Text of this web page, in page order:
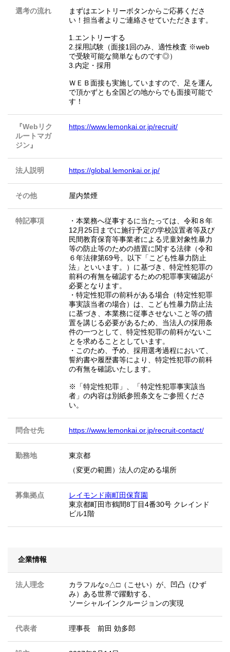
選考の流れ
まずはエントリーボタンからご応募くださ
い！担当者よりご連絡させていただきます。
1.エントリーする
2.採用試験（面接1回のみ、適性検査 ※web
で受験可能な簡単なものです◎）
3.内定・採用
ＷＥＢ面接も実施していますので、足を運ん
で頂かずとも全国どの地からでも面接可能で
す！
『Webリク
ルートマガ
ジン』
https://www.lemonkai.or.jp/recruit/
法人説明 https://global.lemonkai.or.jp/
その他 屋内禁煙
特記事項
・本業務へ従事するに当たっては、令和８年
12月25日までに施行予定の学校設置者等及び
民間教育保育等事業者による児童対象性暴力
等の防止等のための措置に関する法律（令和
６年法律第69号。以下「こども性暴力防止
法」といいます。）に基づき、特定性犯罪の
前科の有無を確認するための犯罪事実確認が
必要となります。
・特定性犯罪の前科がある場合（特定性犯罪
事実該当者の場合）は、こども性暴力防止法
に基づき、本業務に従事させないこと等の措
置を講じる必要があるため、当法人の採用条
件の一つとして、特定性犯罪の前科がないこ
とを求めることとしています。
・このため、予め、採用選考過程において、
誓約書や履歴書等により、特定性犯罪の前科
の有無を確認いたします。
※「特定性犯罪」、「特定性犯罪事実該当
者」の内容は別紙参照条文をご参照くださ
い。
問合せ先 https://www.lemonkai.or.jp/recruit-contact/
勤務地
東京都
（変更の範囲）法人の定める場所
募集拠点
レイモンド南町田保育園
東京都町田市鶴間8丁目4番30号 クレインド
ビル1階
企業情報
法人理念
カラフルな○△□（こせい）が、凹凸（ひず
み）ある世界で躍動する、
ソーシャルインクルージョンの実現
代表者 理事長 前田 効多郎